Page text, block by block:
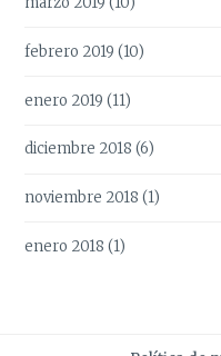
febrero 2019 (10)
enero 2019 (11)
diciembre 2018 (6)
noviembre 2018 (1)
enero 2018 (1)